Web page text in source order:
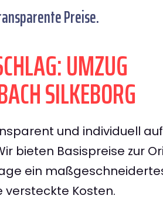
Preise.
UMZUG
SILKEBORG
und individuell
bieten Basispreise zur
ein
Kosten.